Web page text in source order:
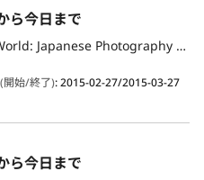
ら今日まで
Gazing at the Contemporary World: Japanese Photography from the 1970s to the Present
開始/終了):2015-02-27/2015-03-27
ら今日まで